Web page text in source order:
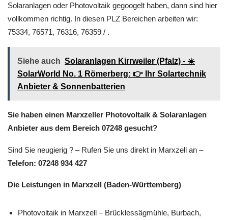
Solaranlagen oder Photovoltaik gegoogelt haben, dann sind hier
vollkommen richtig. In diesen PLZ Bereichen arbeiten wir:
75334, 76571, 76316, 76359 / .
Siehe auch Solaranlagen Kirrweiler (Pfalz) - ☀️
SolarWorld No. 1 Römerberg: 👉 Ihr Solartechnik
Anbieter & Sonnenbatterien
Sie haben einen Marxzeller Photovoltaik & Solaranlagen
Anbieter aus dem Bereich 07248 gesucht?
Sind Sie neugierig ? – Rufen Sie uns direkt in Marxzell an –
Telefon: 07248 934 427
Die Leistungen in Marxzell (Baden-Württemberg)
Photovoltaik in Marxzell – Brücklessägmühle, Burbach,